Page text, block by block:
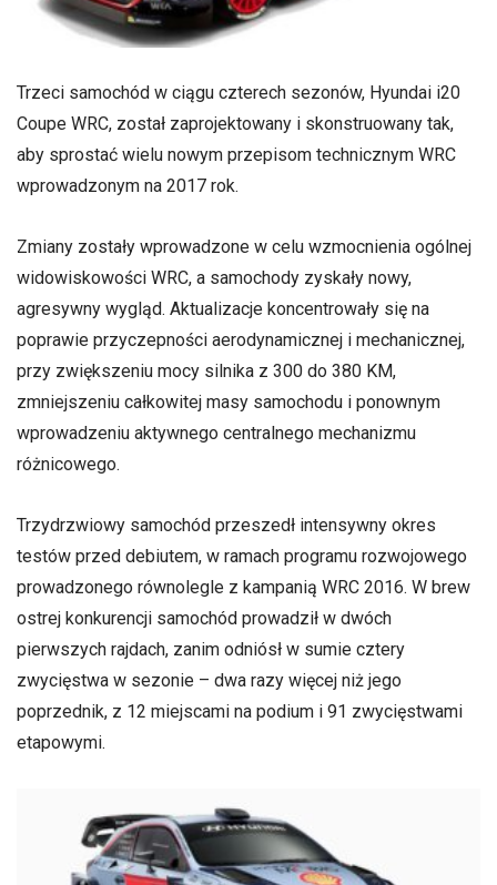
Trzeci samochód w ciągu czterech sezonów, Hyundai i20
Coupe WRC, został zaprojektowany i skonstruowany tak,
aby sprostać wielu nowym przepisom technicznym WRC
wprowadzonym na 2017 rok.
Zmiany zostały wprowadzone w celu wzmocnienia ogólnej
widowiskowości WRC, a samochody zyskały nowy,
agresywny wygląd. Aktualizacje koncentrowały się na
poprawie przyczepności aerodynamicznej i mechanicznej,
przy zwiększeniu mocy silnika z 300 do 380 KM,
zmniejszeniu całkowitej masy samochodu i ponownym
wprowadzeniu aktywnego centralnego mechanizmu
różnicowego.
Trzydrzwiowy samochód przeszedł intensywny okres
testów przed debiutem, w ramach programu rozwojowego
prowadzonego równolegle z kampanią WRC 2016. W brew
ostrej konkurencji samochód prowadził w dwóch
pierwszych rajdach, zanim odniósł w sumie cztery
zwycięstwa w sezonie – dwa razy więcej niż jego
poprzednik, z 12 miejscami na podium i 91 zwycięstwami
etapowymi.